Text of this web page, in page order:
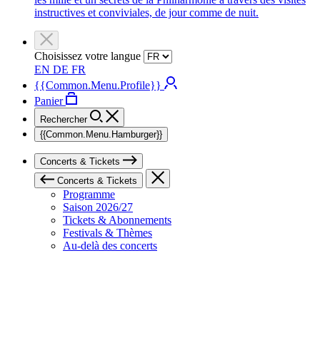
instructives et conviviales, de jour comme de nuit.
Choisissez votre langue
EN DE FR
{{Common.Menu.Profile}}
Panier
Rechercher
{{Common.Menu.Hamburger}}
Concerts & Tickets
Concerts & Tickets
Programme
Saison 2026/27
Tickets & Abonnements
Festivals & Thèmes
Au-delà des concerts